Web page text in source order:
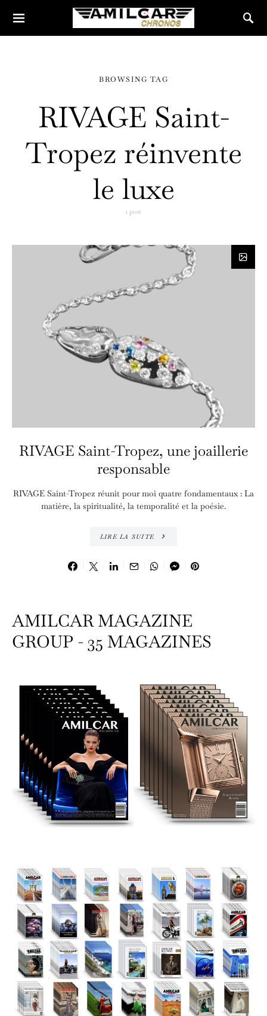
BROWSING TAG
RIVAGE Saint-
Tropez réinvente
le luxe
1 post
RIVAGE Saint-Tropez, une joaillerie
responsable
RIVAGE Saint-Tropez réunit pour moi quatre fondamentaux : La
matière, la spiritualité, la temporalité et la poésie.
LIRE LA SUITE
AMILCAR MAGAZINE
GROUP - 35 MAGAZINES